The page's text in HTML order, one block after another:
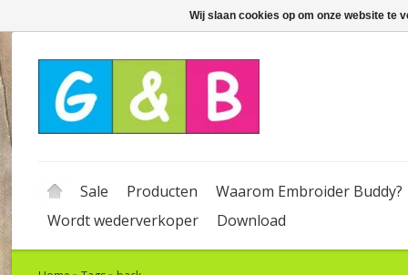
Sale Producten
Waarom Embroider Buddy?
Wordt wederverkoper
Download
Wij slaan cookies op om onze website te